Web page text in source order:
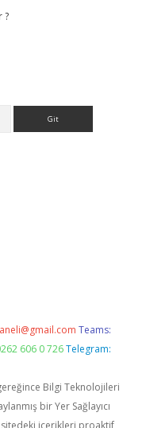
?
Teams:
606 0 726 Telegram:
Bilgi Teknolojileri
bir Yer Sağlayıcı
içerikleri proaktif